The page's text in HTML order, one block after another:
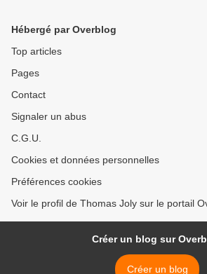
Hébergé par Overblog
Top articles
Pages
Contact
Signaler un abus
C.G.U.
Cookies et données personnelles
Préférences cookies
Voir le profil de Thomas Joly sur le portail
Créer un blog sur
Créer un blog